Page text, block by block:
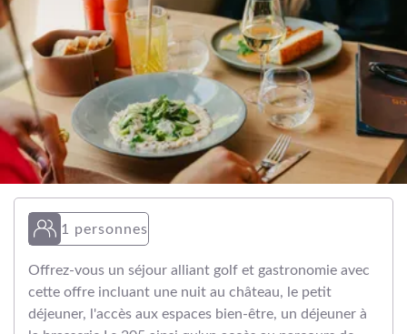
1 personnes
Offrez-vous un séjour alliant golf et gastronomie avec
cette offre incluant une nuit au château, le petit
déjeuner, l'accès aux espaces bien-être, un déjeuner à